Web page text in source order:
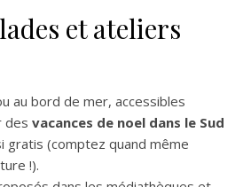
et ateliers
au bord de mer, accessibles
des vacances de noel dans le Sud
gratis (comptez quand même
!).